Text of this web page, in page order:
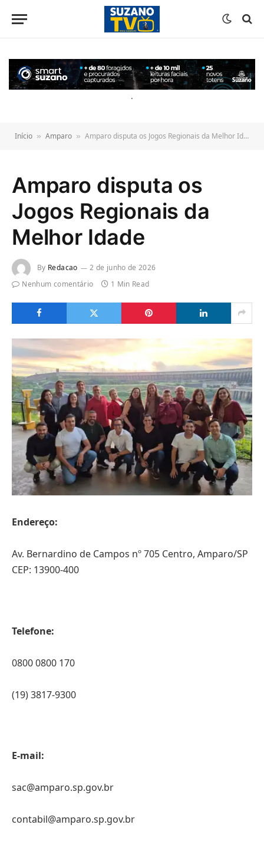
conteúdo
.
Início » Amparo » Amparo disputa os Jogos Regionais da Melhor Idade
Amparo disputa os
Jogos Regionais da
Melhor Idade
By Redacao
2 de junho de 2026
Nenhum comentário
1 Min Read
Endereço:
Av. Bernardino de Campos nº 705 Centro, Amparo/SP
CEP: 13900-400
Telefone:
0800 0800 170
(19) 3817-9300
E-mail:
sac@amparo.sp.gov.br
contabil@amparo.sp.gov.br